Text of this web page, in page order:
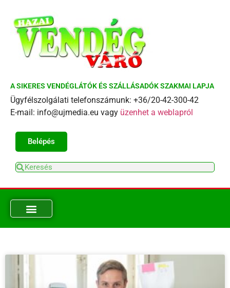
A SIKERES VENDÉGLÁTÓK ÉS SZÁLLÁSADÓK SZAKMAI LAPJA
Ügyfélszolgálati telefonszámunk: +36/20-42-300-42
E-mail: info@ujmedia.eu vagy üzenhet a weblapról
Belépés